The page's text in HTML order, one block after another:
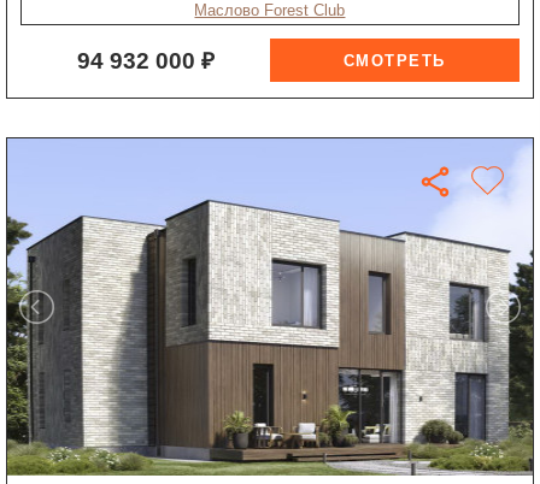
Маслово Forest Club
94 932 000 ₽